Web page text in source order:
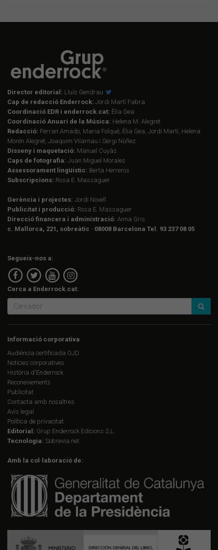
Director editorial: Lluís Gendrau
Cap de redacció Enderrock: Jordi Martí Fabra
Coordinació EDR i enderrock.cat: Èlia Gea
Coordinació Anuari de la Música: Helena M. Alegret
Redacció: Ferran Amado, Maria Folqué, Èlia Gea, Jordi Martí, Helena
Morén Alegret, Joaquim Vilarnau i Sergi Núñez
Disseny i maquetació: Manuel Cuyàs
Caps de fotografia: Juan Miguel Morales
Assessorament lingüístic: Berta Herreros
Subscripcions: Rosa E. Massaguer
Gerència i projectes: Jordi Novell
Publicitat i producció: Rosa E. Massaguer
Direcció financera i administració: Anna Gris
c. Mallorca, 221, sobreàtic · 08008 Barcelona Tel. 93 237 08 05
Segueix-nos a:
Cerca a Enderrock.cat:
Informació corporativa
Audiència certificada OJD
Notícies corporatives
Història d'Enderrock
Reconeixements
Publicitat
Contacta amb nosaltres
Avís legal
Política de privacitat
Editorial: Grup Enderrock Edicions S.L.
Tecnologia: Sobrevia.net
Amb la col·laboració de: